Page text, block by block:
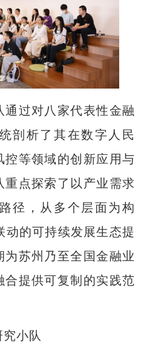
通过对八家代表性金融
剖析了其在数字人民
控等领域的创新应用与
重点探索了以产业需求
径，从多个层面为构
动的可持续发展生态提
苏州乃至全国金融业
合提供可复制的实践范
小队